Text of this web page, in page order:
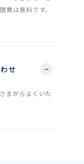
費は無料です。
せ
まからよくいた